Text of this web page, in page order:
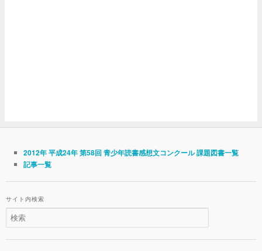
2012年 平成24年 第58回 青少年読書感想文コンクール 課題図書一覧
記事一覧
サイト内検索